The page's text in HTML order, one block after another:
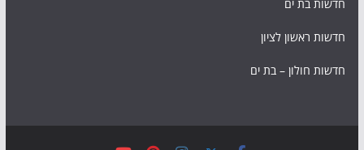
חדשות בת ים
חדשות ראשון לציון
חדשות חולון – בת ים